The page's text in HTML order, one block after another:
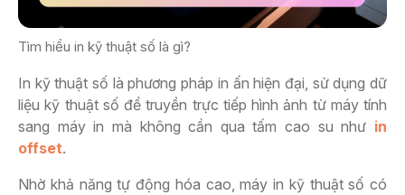
Tìm hiểu in kỹ thuật số là gì?
In kỹ thuật số là phương pháp in ấn hiện đại, sử dụng dữ
liệu kỹ thuật số để truyền trực tiếp hình ảnh từ máy tính
sang máy in mà không cần qua tấm cao su như in
offset.
Nhờ khả năng tự động hóa cao, máy in kỹ thuật số có